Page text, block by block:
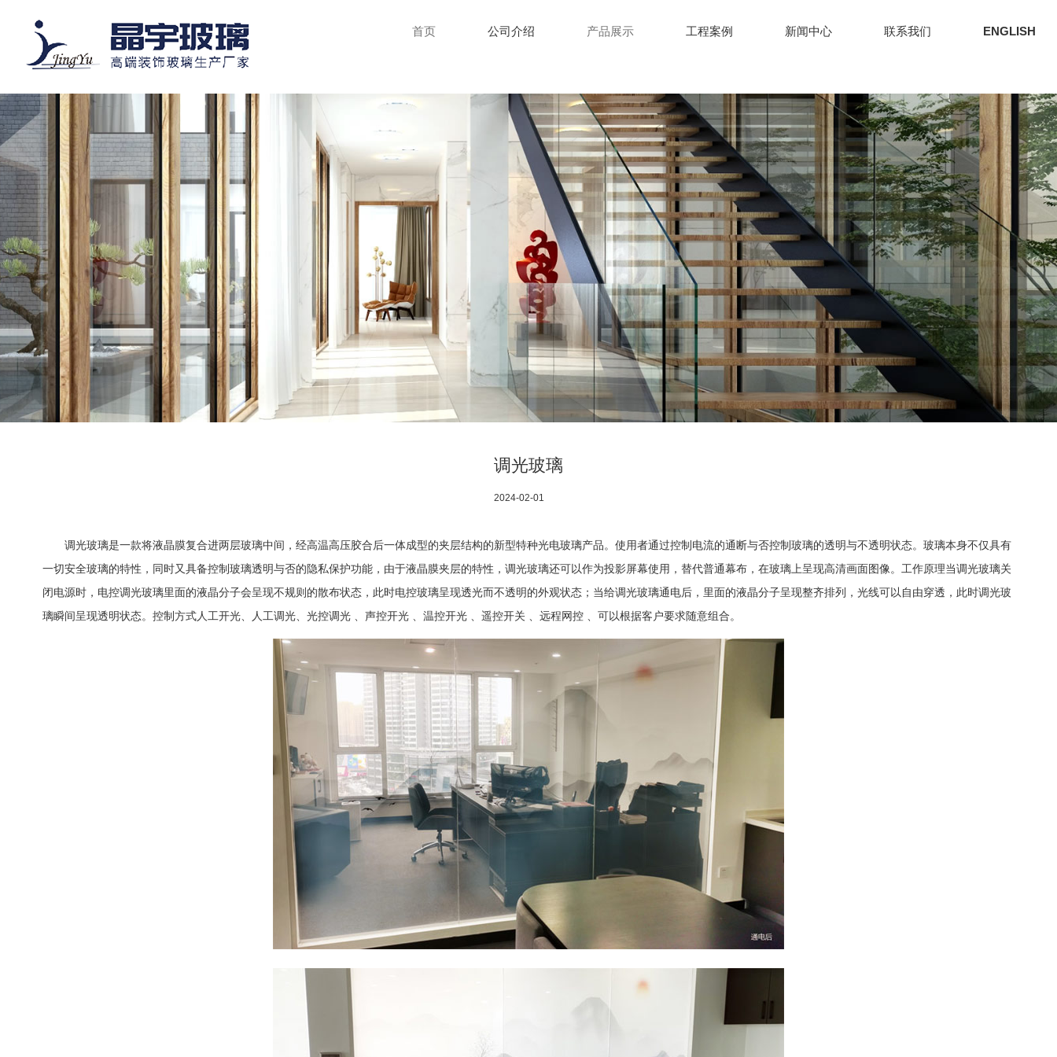
ENGLISH
首页 公司介绍 产品展示 工程案例 新闻中心 联系我们
调光玻璃
2024-02-01
调光玻璃是一款将液晶膜复合进两层玻璃中间，经高温高压胶合后一体成型的夹层结构的新型特种光电玻璃产品。使用者通过控制电流的通断与否控制玻璃的透明与不透明状态。玻璃本身不仅具有
一切安全玻璃的特性，同时又具备控制玻璃透明与否的隐私保护功能，由于液晶膜夹层的特性，调光玻璃还可以作为投影屏幕使用，替代普通幕布，在玻璃上呈现高清画面图像。工作原理当调光玻璃关
闭电源时，电控调光玻璃里面的液晶分子会呈现不规则的散布状态，此时电控玻璃呈现透光而不透明的外观状态；当给调光玻璃通电后，里面的液晶分子呈现整齐排列，光线可以自由穿透，此时调光玻
璃瞬间呈现透明状态。控制方式人工开光、人工调光、光控调光 、声控开光 、温控开光 、遥控开关 、远程网控 、可以根据客户要求随意组合。